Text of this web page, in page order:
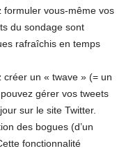
formuler vous-même vos
du sondage sont
rafraîchis en temps
créer un « twave » (= un
gérer vos tweets
sur le site Twitter.
des bogues (d’un
fonctionnalité